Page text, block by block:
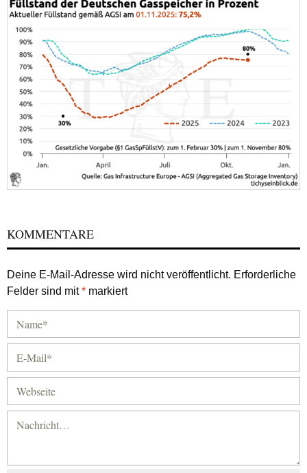
KOMMENTARE
Deine E-Mail-Adresse wird nicht veröffentlicht. Erforderliche
Felder sind mit* markiert